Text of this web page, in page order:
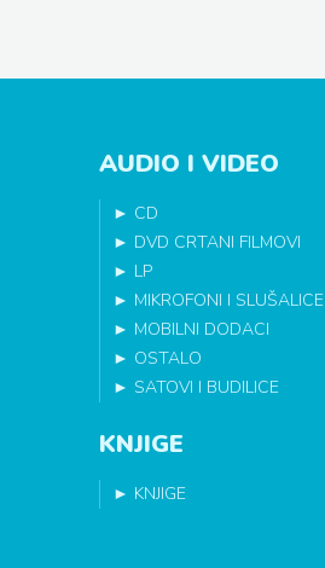
AUDIO I VIDEO
► CD
► DVD CRTANI FILMOVI
► LP
► MIKROFONI I SLUŠALICE
► MOBILNI DODACI
► OSTALO
► SATOVI I BUDILICE
KNJIGE
► KNJIGE